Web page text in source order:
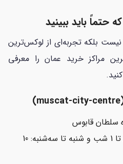
بلکه تجربه‌ای از لوکس‌ترین
مراکز خرید عمان را معرفی
muscat-city-centre)
سلطان قابوس
چهارشنبه تا جمعه: 10صبح تا 1 شب و شنبه تا سه‌شنبه: 10